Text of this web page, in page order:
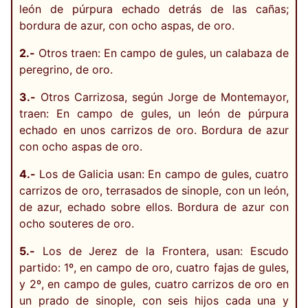
león de púrpura echado detrás de las cañas;
bordura de azur, con ocho aspas, de oro.
2.- Otros traen: En campo de gules, un calabaza de
peregrino, de oro.
3.- Otros Carrizosa, según Jorge de Montemayor,
traen: En campo de gules, un león de púrpura
echado en unos carrizos de oro. Bordura de azur
con ocho aspas de oro.
4.- Los de Galicia usan: En campo de gules, cuatro
carrizos de oro, terrasados de sinople, con un león,
de azur, echado sobre ellos. Bordura de azur con
ocho souteres de oro.
5.- Los de Jerez de la Frontera, usan: Escudo
partido: 1º, en campo de oro, cuatro fajas de gules,
y 2º, en campo de gules, cuatro carrizos de oro en
un prado de sinople, con seis hijos cada una y